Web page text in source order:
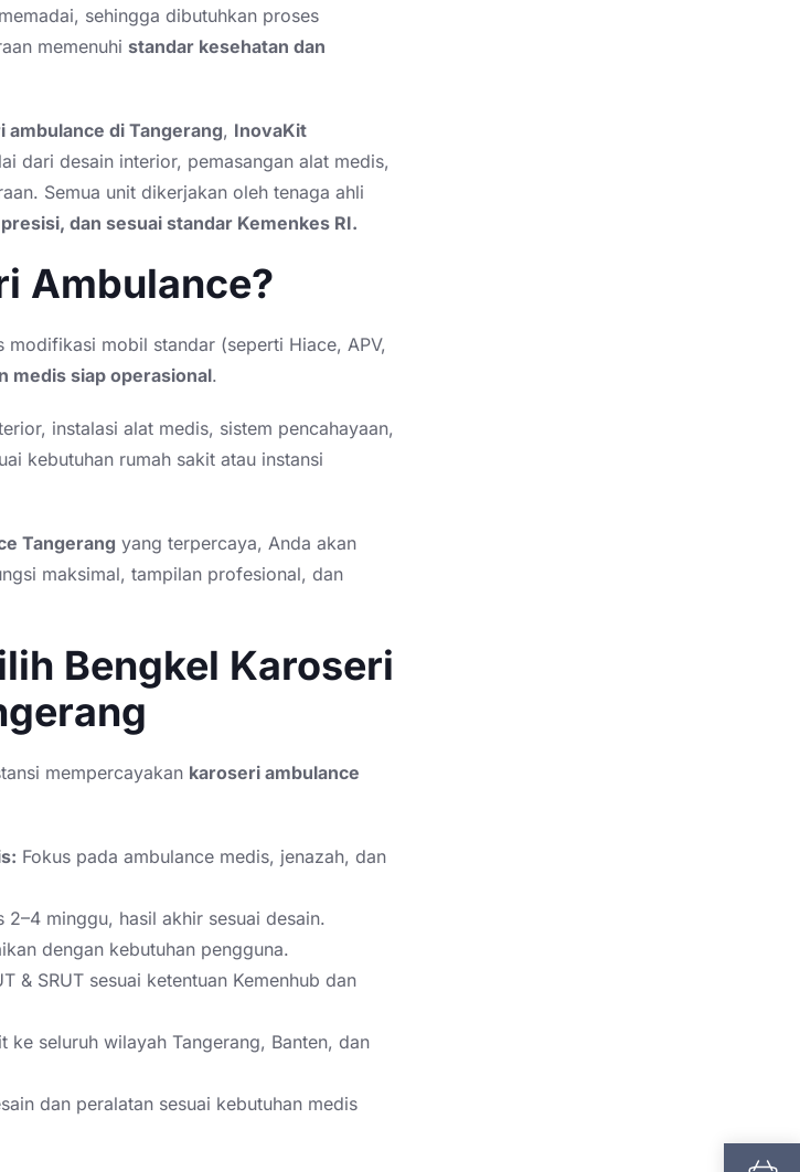
sehingga dibutuhkan proses
memenuhi standar kesehatan dan
di Tangerang, InovaKit
dari desain interior, pemasangan alat medis,
Semua unit dikerjakan oleh tenaga ahli
dan sesuai standar Kemenkes RI.
Ambulance?
modifikasi mobil standar (seperti Hiace, APV,
medis siap operasional.
instalasi alat medis, sistem pencahayaan,
kebutuhan rumah sakit atau instansi
Tangerang yang terpercaya, Anda akan
maksimal, tampilan profesional, dan
Bengkel Karoseri
mempercayakan karoseri ambulance
Fokus pada ambulance medis, jenazah, dan
2–4 minggu, hasil akhir sesuai desain.
dengan kebutuhan pengguna.
& SRUT sesuai ketentuan Kemenhub dan
ke seluruh wilayah Tangerang, Banten, dan
dan peralatan sesuai kebutuhan medis